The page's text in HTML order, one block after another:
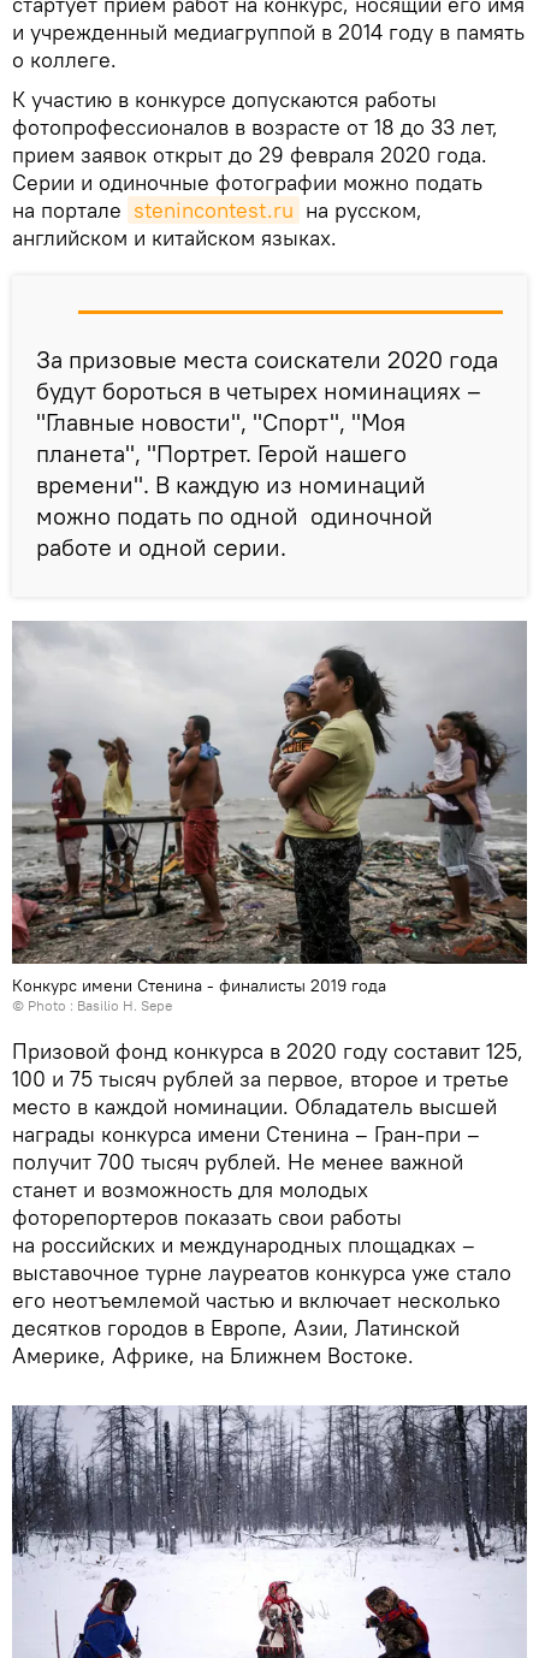
и учрежденный медиагруппой в 2014 году в память
о коллеге.
К участию в конкурсе допускаются работы
фотопрофессионалов в возрасте от 18 до 33 лет,
прием заявок открыт до 29 февраля 2020 года.
Серии и одиночные фотографии можно подать
на портале stenincontest.ru на русском,
английском и китайском языках.
За призовые места соискатели 2020 года
будут бороться в четырех номинациях –
"Главные новости", "Спорт", "Моя
планета", "Портрет. Герой нашего
времени". В каждую из номинаций
можно подать по одной одиночной
работе и одной серии.
Конкурс имени Стенина - финалисты 2019 года
© Photo : Basilio H. Sepe
Призовой фонд конкурса в 2020 году составит 125,
100 и 75 тысяч рублей за первое, второе и третье
место в каждой номинации. Обладатель высшей
награды конкурса имени Стенина – Гран-при –
получит 700 тысяч рублей. Не менее важной
станет и возможность для молодых
фоторепортеров показать свои работы
на российских и международных площадках –
выставочное турне лауреатов конкурса уже стало
его неотъемлемой частью и включает несколько
десятков городов в Европе, Азии, Латинской
Америке, Африке, на Ближнем Востоке.